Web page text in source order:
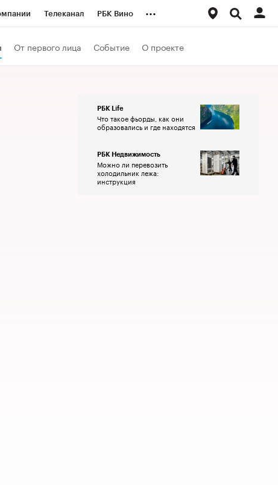
Телеканал РБК Вино ...
От первого лица Событие О проекте
РБК Life
Что такое фьорды, как они
образовались и где находятся
РБК Недвижимость
Можно ли перевозить
холодильник лежа:
инструкция